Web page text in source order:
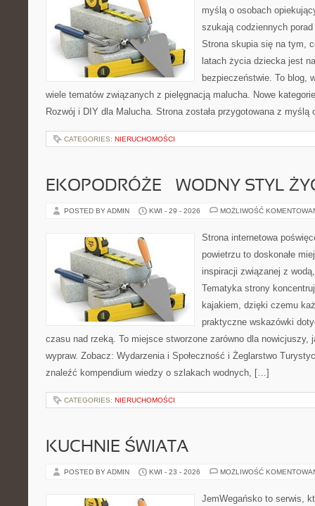
myślą o osobach
szukają codziennych
Strona skupia się na tym,
latach życia dziecka jest
bezpieczeństwie. To blog,
wiele tematów związanych z pielęgnacją malucha. Nowe
Rozwój i DIY dla Malucha. Strona została przygotowana z
CATEGORIES: NIERUCHOMOŚCI
EKOPODRÓŻE – WODNY STYL
POSTED BY ADMIN KWI - 29 - 2026 MOŻLIWOŚĆ
Strona internetowa
powietrzu to doskonałe
inspiracji związanej z
Tematyka strony
kajakiem, dzięki czemu
praktyczne wskazówki
czasu nad rzeką. To miejsce stworzone zarówno dla nowicjuszy,
wypraw. Zobacz: Wydarzenia i Społeczność i Żeglarstwo
znaleźć kompendium wiedzy o szlakach wodnych, […]
CATEGORIES: NIERUCHOMOŚCI
KUCHNIE ŚWIATA
POSTED BY ADMIN KWI - 23 - 2026 MOŻLIWOŚĆ
JemWegańsko to serwis,